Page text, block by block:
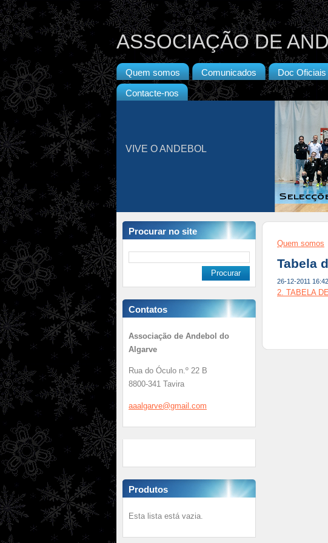
ASSOCIAÇÃO DE
Quem somos Comunicados Doc Oficiais
Contacte-nos
VIVE O ANDEBOL
Procurar no site
Contatos
Associação de Andebol do
Algarve
Rua do Óculo n.º 22 B
8800-341 Tavira
aaalgarve@gmail. com
Produtos
Esta lista está vazia.
Quem somos
Tabela
26-12-2011 16:42
2. TABELA